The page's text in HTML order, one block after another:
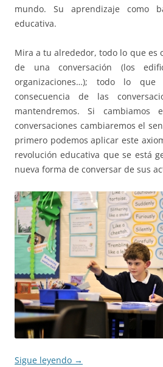
mundo. Su aprendizaje como
educativa.
Mira a tu alrededor, todo lo que es
de una conversación (los
organizaciones…); todo lo
consecuencia de las
mantendremos. Si
conversaciones cambiaremos el
primero podemos aplicar este
revolución educativa que se está
nueva forma de conversar de sus
Sigue leyendo →